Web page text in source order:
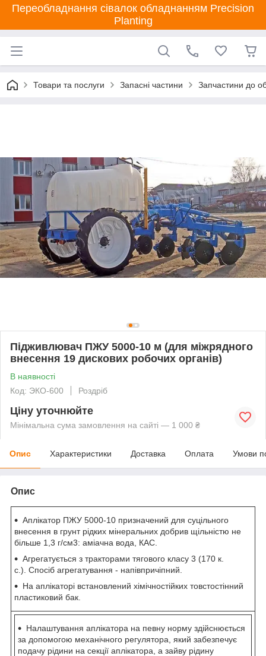
Переобладнання сівалок обладнанням Precision
Planting
Товари та послуги Запасні частини Запчастини до
Підживлювач ПЖУ 5000-10 м (для міжрядного
внесення 19 дискових робочих органів)
В наявності
Код: ЭКО-600
Роздріб
Ціну уточнюйте
Мінімальна сума замовлення на сайті — 1 000 ₴
Опис Характеристики Доставка Оплата Умови
Опис
Аплікатор ПЖУ 5000-10 призначений для суцільного
внесення в грунт рідких мінеральних добрив щільністю не
більше 1,3 г/см3: аміачна вода, КАС.
Агрегатується з тракторами тягового класу 3 (170 к.
с.). Спосіб агрегатування - напівпричіпний.
На аплікаторі встановлений хімічностійких товстостінний
пластиковий бак.
Налаштування аплікатора на певну норму здійснюється
за допомогою механічного регулятора, який забезпечує
подачу рідини на секції аплікатора, а зайву рідину